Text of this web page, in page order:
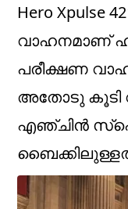
Hero
വാഹനമാണ്
പരീക്ഷണ
അതോടു കൂടി
എഞ്ചിന്‍